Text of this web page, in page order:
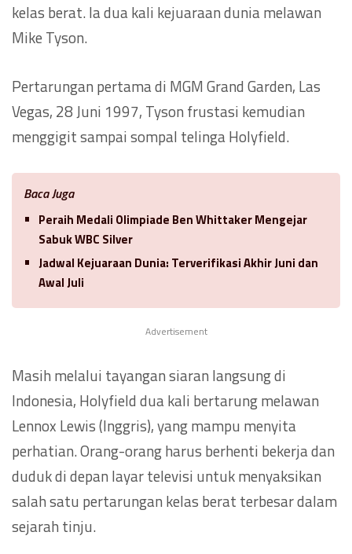
kelas berat. Ia dua kali kejuaraan dunia melawan
Mike Tyson.
Pertarungan pertama di MGM Grand Garden, Las
Vegas, 28 Juni 1997, Tyson frustasi kemudian
menggigit sampai sompal telinga Holyfield.
Baca Juga
Peraih Medali Olimpiade Ben Whittaker Mengejar
Sabuk WBC Silver
Jadwal Kejuaraan Dunia: Terverifikasi Akhir Juni dan
Awal Juli
Advertisement
Masih melalui tayangan siaran langsung di
Indonesia, Holyfield dua kali bertarung melawan
Lennox Lewis (Inggris), yang mampu menyita
perhatian. Orang-orang harus berhenti bekerja dan
duduk di depan layar televisi untuk menyaksikan
salah satu pertarungan kelas berat terbesar dalam
sejarah tinju.